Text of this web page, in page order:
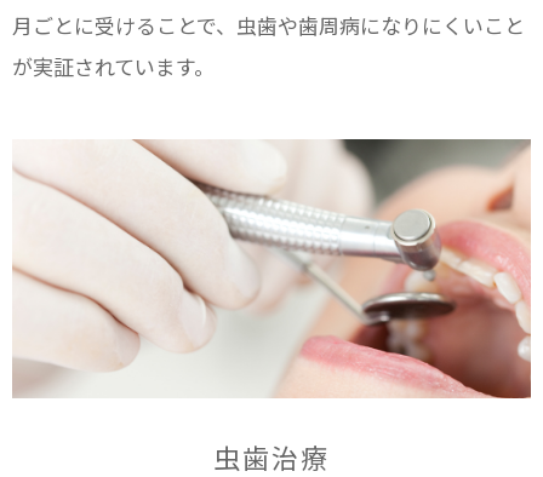
月ごとに受けることで、虫歯や歯周病になりにくいこと
が実証されています。
虫歯治療